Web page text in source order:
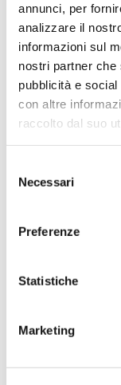
annunci, per
analizzare il
informazioni sul
nostri partner che
pubblicità e
con altre
raccolto dal suo
delNecessari
Preferenze
Statistiche
Marketing